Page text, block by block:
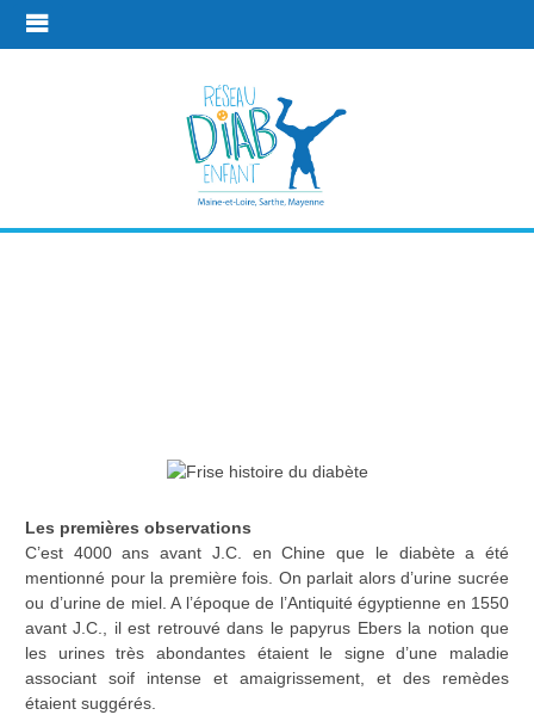
L'histoire du diabète et de son traitement
Les premières observations
C’est 4000 ans avant J.C. en Chine que le diabète a été
mentionné pour la première fois. On parlait alors d’urine sucrée
ou d’urine de miel. A l’époque de l’Antiquité égyptienne en 1550
avant J.C., il est retrouvé dans le papyrus Ebers la notion que
les urines très abondantes étaient le signe d’une maladie
associant soif intense et amaigrissement, et des remèdes
étaient suggérés.